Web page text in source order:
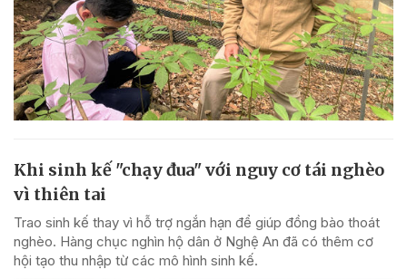
Khi sinh kế "chạy đua" với nguy cơ tái nghèo
vì thiên tai
Trao sinh kế thay vì hỗ trợ ngắn hạn để giúp đồng bào thoát
nghèo. Hàng chục nghìn hộ dân ở Nghệ An đã có thêm cơ
hội tạo thu nhập từ các mô hình sinh kế.